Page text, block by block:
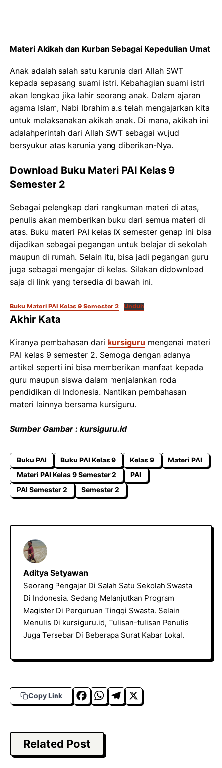
Materi Akikah dan Kurban Sebagai Kepedulian Umat
Anak adalah salah satu karunia dari Allah SWT
kepada sepasang suami istri. Kebahagian suami istri
akan lengkap jika lahir seorang anak. Dalam ajaran
agama Islam, Nabi Ibrahim a.s telah mengajarkan kita
untuk melaksanakan akikah anak. Di mana, akikah ini
adalahperintah dari Allah SWT sebagai wujud
bersyukur atas karunia yang diberikan-Nya.
Download Buku Materi PAI Kelas 9
Semester 2
Sebagai pelengkap dari rangkuman materi di atas,
penulis akan memberikan buku dari semua materi di
atas. Buku materi PAI kelas IX semester genap ini bisa
dijadikan sebagai pegangan untuk belajar di sekolah
maupun di rumah. Selain itu, bisa jadi pegangan guru
juga sebagai mengajar di kelas. Silakan didownload
saja di link yang tersedia di bawah ini.
Buku Materi PAI Kelas 9 Semester 2 Unduh
Akhir Kata
Kiranya pembahasan dari kursiguru mengenai materi
PAI kelas 9 semester 2. Semoga dengan adanya
artikel seperti ini bisa memberikan manfaat kepada
guru maupun siswa dalam menjalankan roda
pendidikan di Indonesia. Nantikan pembahasan
materi lainnya bersama kursiguru.
Sumber Gambar : kursiguru.id
Buku PAI Buku PAI Kelas 9 Kelas 9
Materi PAI
Materi PAI Kelas 9 Semester 2
PAI
PAI Semester 2
Semester 2
Aditya Setyawan
Seorang Pengajar Di Salah Satu Sekolah Swasta
Di Indonesia. Sedang Melanjutkan Program
Magister Di Perguruan Tinggi Swasta. Selain
Menulis Di kursiguru.id, Tulisan-tulisan Penulis
Juga Tersebar Di Beberapa Surat Kabar Lokal.
Copy Link
F
c
e
b
W
a
s
T X
Related Post